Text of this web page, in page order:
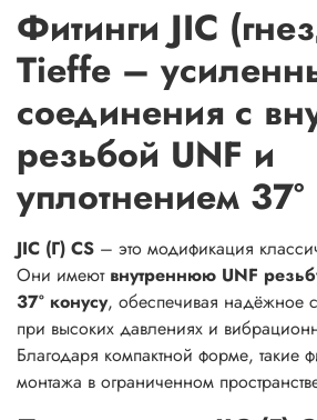
Фитинги JIC
Tieffe –
соединения с
резьбой UNF и
уплотнением 37°
JIC (Г) CS – это модификация
Они имеют внутреннюю UNF
37° конусу, обеспечивая надёжное
при высоких давлениях и
Благодаря компактной форме, такие
монтажа в ограниченном